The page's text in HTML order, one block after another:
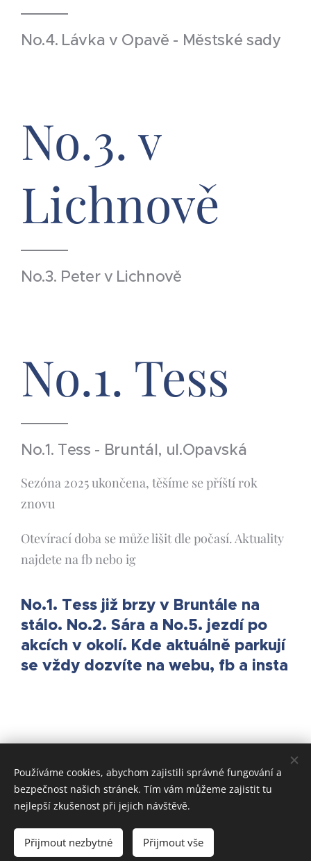
No.4. Lávka v Opavě - Městské sady
No.3. v
Lichnově
No.3. Peter v Lichnově
No.1. Tess
No.1. Tess - Bruntál, ul.Opavská
Sezóna 2025 ukončena, těšíme se příští rok
znovu
Otevírací doba se může lišit dle počasí. Aktuality
najdete na fb nebo ig
No.1. Tess již brzy v Bruntále na
stálo. No.2. Sára a No.5. jezdí po
akcích v okolí. Kde aktuálně parkují
se vždy dozvíte na webu, fb a insta
© 2022 Všechna práva vyhrazena
Používáme cookies, abychom zajistili správné fungování a
bezpečnost našich stránek. Tím vám můžeme zajistit tu
nejlepší zkušenost při jejich návštěvě.
Přijmout nezbytné Přijmout vše